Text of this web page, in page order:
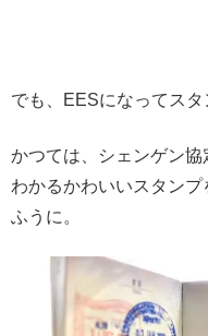
でも、EESになってスタ
かつては、シェンゲン
わかるかわいいスタン
ふうに。